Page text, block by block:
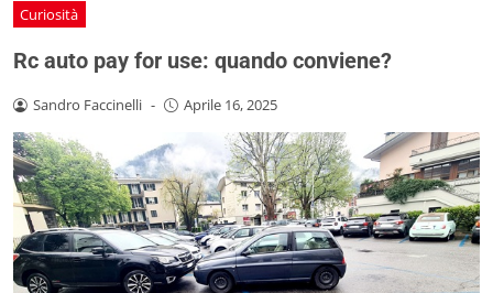
Curiosità
Rc auto pay for use: quando conviene?
Sandro Faccinelli - Aprile 16, 2025